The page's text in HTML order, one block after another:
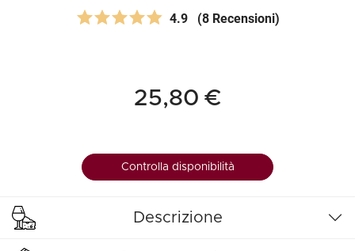
4.9 (8 Recensioni)
25,80 €
Controlla disponibilità
Descrizione